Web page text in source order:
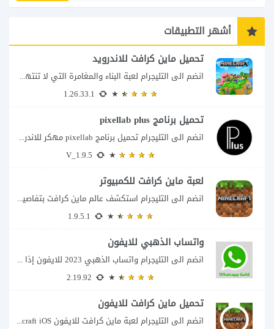
أشهر التطبيقات
تحميل ماين كرافت للاندرويد
انضم الى التليجرام لعبة البناء والمغامرة التي لا تنتهي Minecraft إذا كنت تبحث عن...
تحميل برنامج pixellab plus
انضم الى التليجرام تحميل برنامج pixellab مهكر للاندرويد يعتبر تطبيق بيكسلاب من اشهر تطبيقات...
لعبة ماين كرافت للكمبيوتر
انضم الى التليجرام استكشف عالم ماين كرافت بتفاصيل مذهلة 🌟 هل أنت مستعد لمغامرة...
واتساب الذهبي للايفون
انضم الى التليجرام واتساب الذهبي 2023 للايفون إذا كنت تبحث عن واتساب الذهبي للايفون...
تحميل ماين كرافت للايفون
انضم الى التليجرام لعبة ماين كرافت للايفون Minecraft iOS تُعد لعبة Minecraft واحدة من...